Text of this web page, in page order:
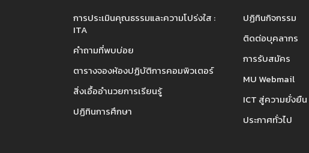
การประเมินคุณธรรมและความโปร่งใส :
ITA
คำถามที่พบบ่อย
ตารางจองห้องปฏิบัติการคอมพิวเตอร์
สิ่งเอื้ออำนวยการเรียนรู้
ปฏิทินการศึกษา
ปฏิทินกิจกรรม
ติดต่อบุคลากร
การรับสมัคร
MU Webmail
ICT สู่ความยั่งยืน
ประกาศทั่วไป